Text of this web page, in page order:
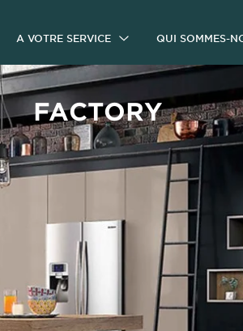
A VOTRE SERVICE QUI SOMMES-
FACTORY